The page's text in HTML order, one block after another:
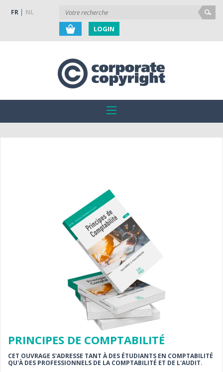
FR NL
LOGIN
PRINCIPES DE COMPTABILITÉ
CET OUVRAGE S'ADRESSE TANT À DES ÉTUDIANTS EN COMPTABILITÉ
QU'À DES PROFESSIONNELS DE LA COMPTABILITÉ ET DE L'AUDIT.